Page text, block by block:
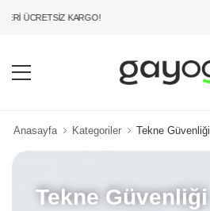
ÜCRETSİZ KARGO!
Anasayfa Kategoriler Tekne Güvenliği
Tekne Güvenliği